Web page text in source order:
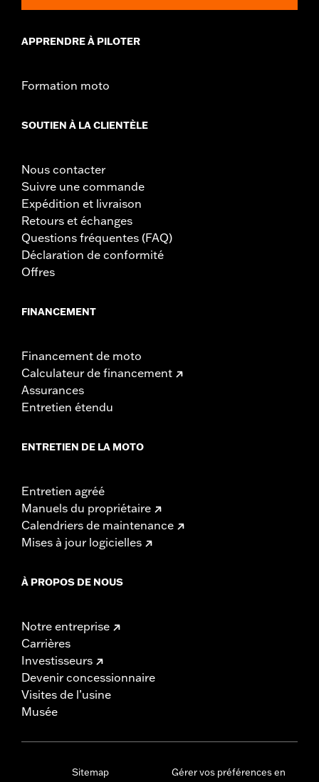
APPRENDRE À PILOTER
Formation moto
SOUTIEN À LA CLIENTÈLE
Nous contacter
Suivre une commande
Expédition et livraison
Retours et échanges
Questions fréquentes (FAQ)
Déclaration de conformité
Offres
FINANCEMENT
Financement de moto
Calculateur de financement
Assurances
Entretien étendu
ENTRETIEN DE LA MOTO
Entretien agréé
Manuels du propriétaire
Calendriers de maintenance
Mises à jour logicielles
À PROPOS DE NOUS
Notre entreprise
Carrières
Investisseurs
Devenir concessionnaire
Visites de l’usine
Musée
Sitemap Gérer vos préférences en